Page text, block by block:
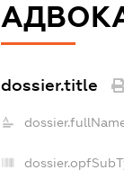
dossier.title